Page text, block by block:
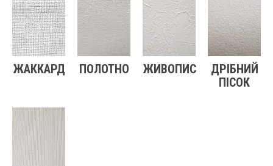
ЖАККАРД ПОЛОТНО ЖИВОПИС
ДРІБНИЙ
ПІСОК